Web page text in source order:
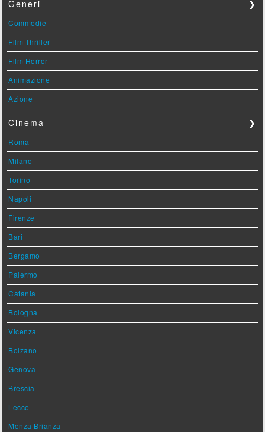
Generi ❯
Commedie
Film Thriller
Film Horror
Animazione
Azione
Cinema ❯
Roma
Milano
Torino
Napoli
Firenze
Bari
Bergamo
Palermo
Catania
Bologna
Vicenza
Bolzano
Genova
Brescia
Lecce
Monza Brianza